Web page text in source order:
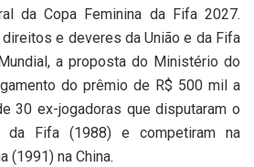
da Copa Feminina da Fifa 2027.
e deveres da União e da Fifa
a proposta do Ministério do
do prêmio de R$ 500 mil a
30 ex-jogadoras que disputaram o
da Fifa (1988) e competiram na
(1991) na China.